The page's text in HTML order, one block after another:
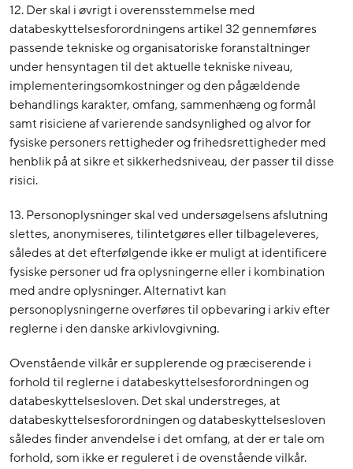
12. Der skal i øvrigt i overensstemmelse med
databeskyttelsesforordningens artikel 32 gennemføres
passende tekniske og organisatoriske foranstaltninger
under hensyntagen til det aktuelle tekniske niveau,
implementeringsomkostninger og den pågældende
behandlings karakter, omfang, sammenhæng og formål
samt risiciene af varierende sandsynlighed og alvor for
fysiske personers rettigheder og frihedsrettigheder med
henblik på at sikre et sikkerhedsniveau, der passer til disse
risici.
13. Personoplysninger skal ved undersøgelsens afslutning
slettes, anonymiseres, tilintetgøres eller tilbageleveres,
således at det efterfølgende ikke er muligt at identificere
fysiske personer ud fra oplysningerne eller i kombination
med andre oplysninger. Alternativt kan
personoplysningerne overføres til opbevaring i arkiv efter
reglerne i den danske arkivlovgivning.
Ovenstående vilkår er supplerende og præciserende i
forhold til reglerne i databeskyttelsesforordningen og
databeskyttelsesloven. Det skal understreges, at
databeskyttelsesforordningen og databeskyttelsesloven
således finder anvendelse i det omfang, at der er tale om
forhold, som ikke er reguleret i de ovenstående vilkår.